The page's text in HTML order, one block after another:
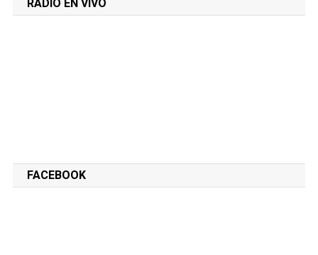
RADIO EN VIVO
FACEBOOK